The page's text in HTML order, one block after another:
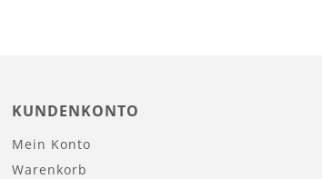
KUNDENKONTO
Mein Konto
Warenkorb